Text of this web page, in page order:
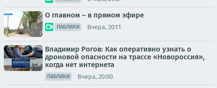
О главном – в прямом эфире
ПАБЛИКИ Вчера, 20:11
Владимир Рогов: Как оперативно узнать о
дроновой опасности на трассе «Новороссия»,
когда нет интернета
ПАБЛИКИ Вчера, 20:00